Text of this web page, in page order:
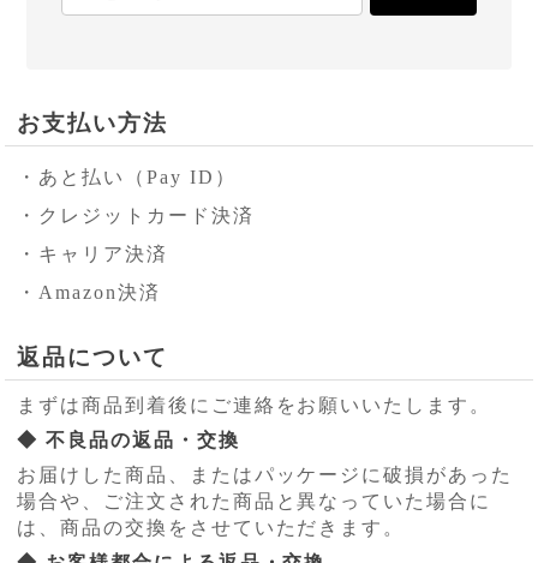
お支払い方法
・あと払い（Pay ID）
・クレジットカード決済
・キャリア決済
・Amazon決済
返品について
まずは商品到着後にご連絡をお願いいたします。
◆ 不良品の返品・交換
お届けした商品、またはパッケージに破損があった
場合や、ご注文された商品と異なっていた場合に
は、商品の交換をさせていただきます。